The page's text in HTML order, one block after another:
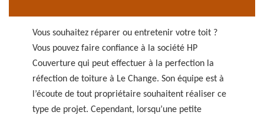
Vous souhaitez réparer ou entretenir votre toit ?
Vous pouvez faire confiance à la société HP
Couverture qui peut effectuer à la perfection la
réfection de toiture à Le Change. Son équipe est à
l’écoute de tout propriétaire souhaitent réaliser ce
type de projet. Cependant, lorsqu’une petite